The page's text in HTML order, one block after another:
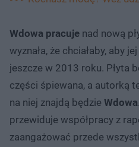
Wdowa pracuje nad nową
wyznała, że chciałaby, aby
jeszcze w 2013 roku. Płyta
części śpiewana, a autorką
na niej znajdą będzie Wdowa
przewiduje współpracy z
zaangażować przede